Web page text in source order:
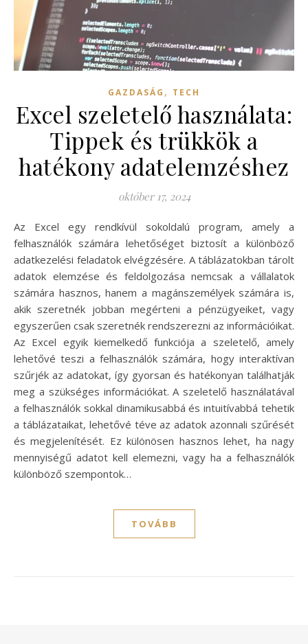
GAZDASÁG , TECH
Excel szeletelő használata:
Tippek és trükkök a
hatékony adatelemzéshez
október 17, 2024
Az Excel egy rendkívül sokoldalú program, amely a
felhasználók számára lehetőséget biztosít a különböző
adatkezelési feladatok elvégzésére. A táblázatokban tárolt
adatok elemzése és feldolgozása nemcsak a vállalatok
számára hasznos, hanem a magánszemélyek számára is,
akik szeretnék jobban megérteni a pénzügyeiket, vagy
egyszerűen csak szeretnék rendszerezni az információikat.
Az Excel egyik kiemelkedő funkciója a szeletelő, amely
lehetővé teszi a felhasználók számára, hogy interaktívan
szűrjék az adatokat, így gyorsan és hatékonyan találhatják
meg a szükséges információkat. A szeletelő használatával
a felhasználók sokkal dinamikusabbá és intuitívabbá tehetik
a táblázataikat, lehetővé téve az adatok azonnali szűrését
és megjelenítését. Ez különösen hasznos lehet, ha nagy
mennyiségű adatot kell elemezni, vagy ha a felhasználók
különböző szempontok…
TOVÁBB